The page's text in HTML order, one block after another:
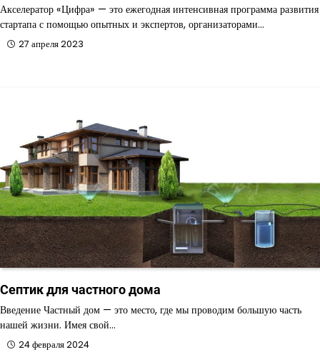
Акселератор «Цифра» — это ежегодная интенсивная программа развития
стартапа с помощью опытных и экспертов, организаторами…
27 апреля 2023
Септик для частного дома
Введение Частный дом — это место, где мы проводим большую часть
нашей жизни. Имея свой…
24 февраля 2024